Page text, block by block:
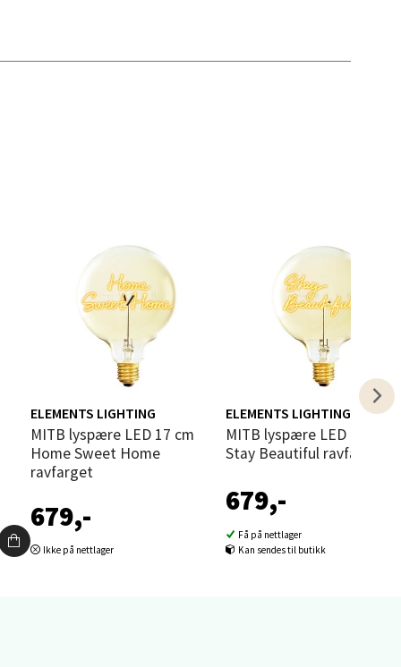
ELEMENTS LIGHTING
MITB lyspære LED 17 cm
Home Sweet Home
ravfarget
679,-
Ikke på nettlager
ELEMENTS LIGHTING
MITB lyspære LED 17 cm
Stay Beautiful ravfarget
679,-
Få på nettlager
Kan sendes til butikk